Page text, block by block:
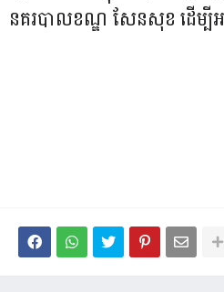
នគរបាលខណ្ឌ សែនសុខ ដើម្បីអ